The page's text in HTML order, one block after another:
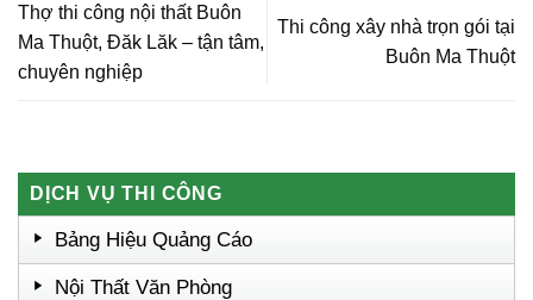
Thợ thi công nội thất Buôn
Ma Thuột, Đăk Lăk – tận tâm,
chuyên nghiệp
Thi công xây nhà trọn gói tại
Buôn Ma Thuột
DỊCH VỤ THI CÔNG
Bảng Hiệu Quảng Cáo
Nội Thất Văn Phòng